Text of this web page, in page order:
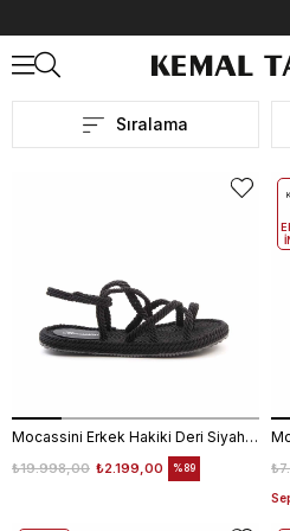
Anasayfa Yeni Sezon Erkek
Yeni Sezon Erkek Sandalet
Sıralama
Mocassini Erkek Hakiki Deri Siyah Sandalet
₺2.199,00
₺19.998,00 %89